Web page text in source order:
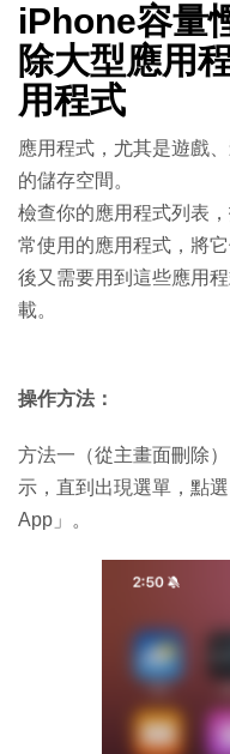
iPhone容量
除大型應用
用程式
應用程式，尤其是遊戲
的儲存空間。
檢查你的應用程式列表
常使用的應用程式，將
後又需要用到這些應用
載。
操作方法：
方法一（從主畫面刪除
示，直到出現選單，點
App」。